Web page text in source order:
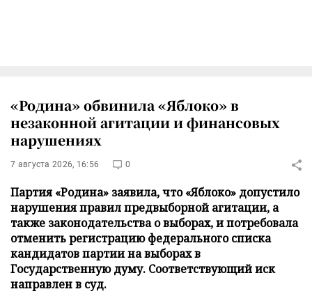
«Родина» обвинила «Яблоко» в
незаконной агитации и финансовых
нарушениях
7 августа 2026, 16:56 0
Партия «Родина» заявила, что «Яблоко» допустило
нарушения правил предвыборной агитации, а
также законодательства о выборах, и потребовала
отменить регистрацию федерального списка
кандидатов партии на выборах в
Государственную думу. Соответствующий иск
направлен в суд.